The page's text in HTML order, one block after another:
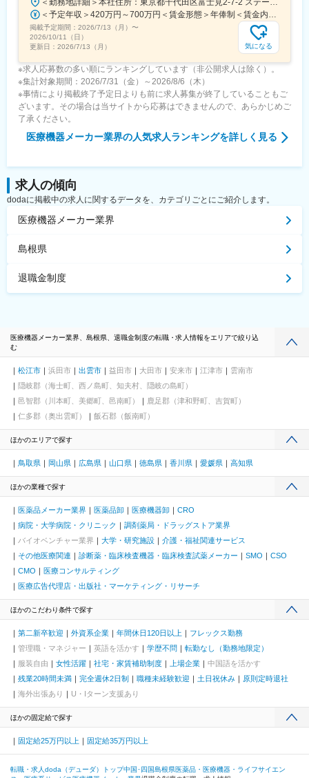
掲載予定期間： 2026/7/13（月） 〜
2026/10/11（日）
更新日： 2026/7/13（月） 気になる
※求人応募数の多い順にランキングしています（非公開求人は除く）。
※集計対象期間：2026/7/31（金）～2026/8/6（木）
※事情により掲載終了予定日よりも前に求人募集が終了していることもご
ざいます。その場合は当サイトから応募はできませんので、あらかじめご
了承ください。
医療機器メーカー業界の人気求人ランキングを詳しく見る
求人の傾向
dodaに掲載中の求人に関するデータを、カテゴリごとにご紹介します。
医療機器メーカー業界
島根県
退職金制度
医療機器メーカー業界、島根県、退職金制度の転職・求人情報をエリアで絞り込
む
松江市 浜田市 出雲市 益田市 大田市 安来市 江津市
雲南市
隠岐郡（海士町、西ノ島町、知夫村、隠岐の島町）
邑智郡（川本町、美郷町、邑南町）
鹿足郡（津和野町、吉賀町）
仁多郡（奥出雲町）
飯石郡（飯南町）
ほかのエリアで探す
鳥取県 岡山県 広島県 山口県 徳島県 香川県 愛媛県 高知県
ほかの業種で探す
医薬品メーカー業界 医薬品卸 医療機器卸
CRO
病院・大学病院・クリニック
調剤薬局・ドラッグストア業界
バイオベンチャー業界
大学・研究施設
介護・福祉関連サービス
その他医療関連
診断薬・臨床検査機器・臨床検査試薬メーカー SMO
CSO
CMO
医療コンサルティング
医療広告代理店・出版社・マーケティング・リサーチ
ほかのこだわり条件で探す
第二新卒歓迎 外資系企業 年間休日120日以上
フレックス勤務
管理職・マネジャー
英語を活かす 学歴不問
転勤なし（勤務地限定）
服装自由
女性活躍 社宅・家賃補助制度 上場企業
中国語を活かす
残業20時間未満
完全週休2日制 職種未経験歓迎 土日祝休み
原則定時退社
海外出張あり
U・Iターン支援あり
ほかの固定給で探す
固定給25万円以上 固定給35万円以上
転職・求人doda（デューダ）トップ中国･四国島根県医薬品・医療機器・ライフサイエン